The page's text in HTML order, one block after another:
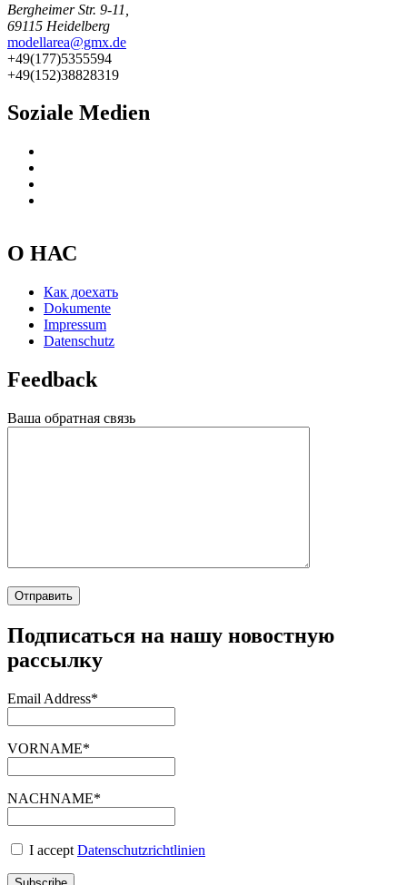
Bergheimer Str. 9-11,
69115 Heidelberg
modellarea@gmx.de
+49(177)5355594
+49(152)38828319
Soziale Medien
О НАС
Как доехать
Dokumente
Impressum
Datenschutz
Feedback
Ваша обратная связь
Подписаться на нашу новостную
рассылку
Email Address*
VORNAME*
NACHNAME*
I accept Datenschutzrichtlinien